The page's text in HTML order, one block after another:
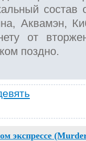
состав
Аквамэн,
от
поздно.
экспрессе